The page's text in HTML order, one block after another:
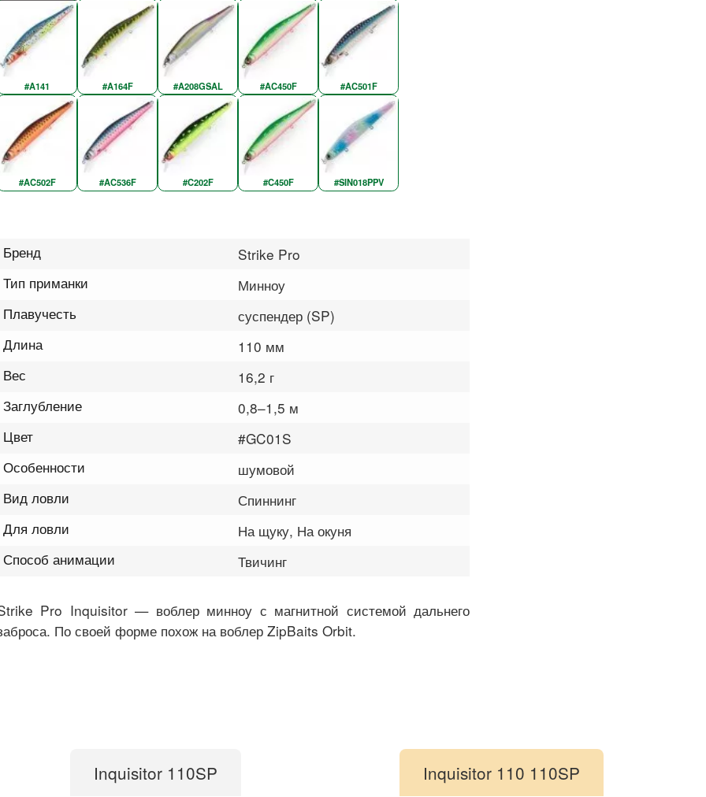
#A141 #A164F #A208GSAL #AC450F #AC501F
#AC502F #AC536F #C202F #C450F #SIN018PPV
Бренд
Strike Pro
Тип приманки
Минноу
Плавучесть
суспендер (SP)
Длина
110 мм
Вес
16,2 г
Заглубление
0,8–1,5 м
Цвет
#GC01S
Особенности
шумовой
Вид ловли
Спиннинг
Для ловли
На щуку, На окуня
Способ анимации
Твичинг
Pro Inquisitor — воблер минноу с магнитной системой дальнего
По своей форме похож на воблер ZipBaits Orbit.
Inquisitor 110SP Inquisitor 110 110SP